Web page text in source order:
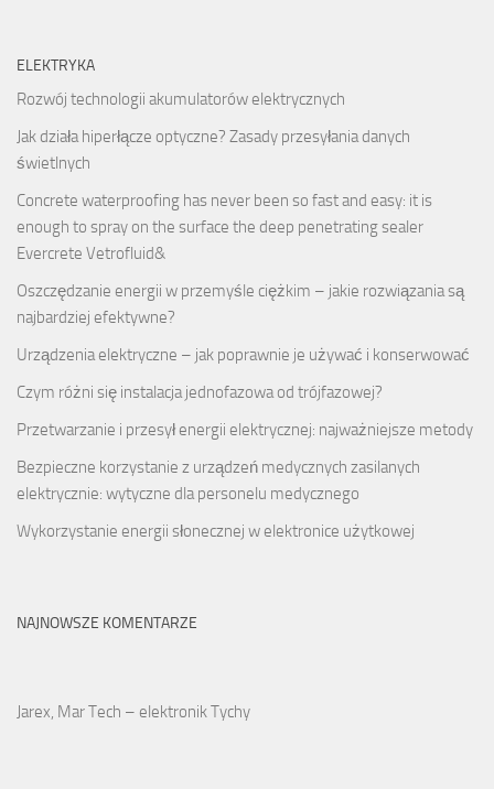
ELEKTRYKA
Rozwój technologii akumulatorów elektrycznych
Jak działa hiperłącze optyczne? Zasady przesyłania danych
świetlnych
Concrete waterproofing has never been so fast and easy: it is
enough to spray on the surface the deep penetrating sealer
Evercrete Vetrofluid&
Oszczędzanie energii w przemyśle ciężkim – jakie rozwiązania są
najbardziej efektywne?
Urządzenia elektryczne – jak poprawnie je używać i konserwować
Czym różni się instalacja jednofazowa od trójfazowej?
Przetwarzanie i przesył energii elektrycznej: najważniejsze metody
Bezpieczne korzystanie z urządzeń medycznych zasilanych
elektrycznie: wytyczne dla personelu medycznego
Wykorzystanie energii słonecznej w elektronice użytkowej
NAJNOWSZE KOMENTARZE
Jarex, Mar Tech – elektronik Tychy